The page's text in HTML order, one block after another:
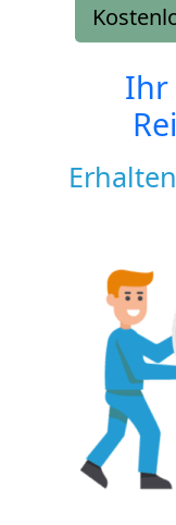
Ihr